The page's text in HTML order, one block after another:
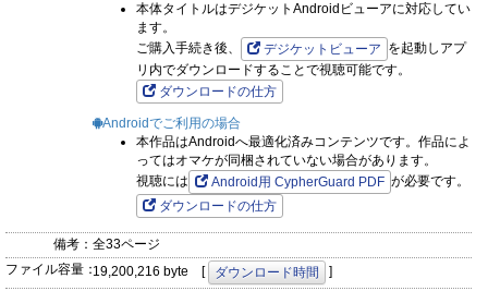
本体タイトルはデジケットAndroidビューアに対応してい
ます。
ご購入手続き後、
デジケットビューア を起動しアプ
リ内でダウンロードすることで視聴可能です。
ダウンロードの仕方
Androidでご利用の場合
本作品はAndroidへ最適化済みコンテンツです。作品によ
ってはオマケが同梱されていない場合があります。
視聴には
Android用 CypherGuard PDF が必要です。
ダウンロードの仕方
備考： 全33ページ
ファイル容量：19,200,216 byte [ ダウンロード時間
]